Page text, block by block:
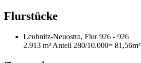
Flurstücke
Leubnitz-Neuostra, Flur 926 - 926
2.913 m² Anteil 280/10.000= 81,56m²